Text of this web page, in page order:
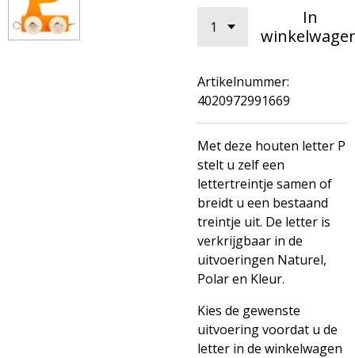
In
Artikelnummer:
4020972991669
Met deze houten letter P
stelt u zelf een
lettertreintje samen of
breidt u een bestaand
treintje uit. De letter is
verkrijgbaar in de
uitvoeringen Naturel,
Polar en Kleur.
Kies de gewenste
uitvoering voordat u de
letter in de winkelwagen